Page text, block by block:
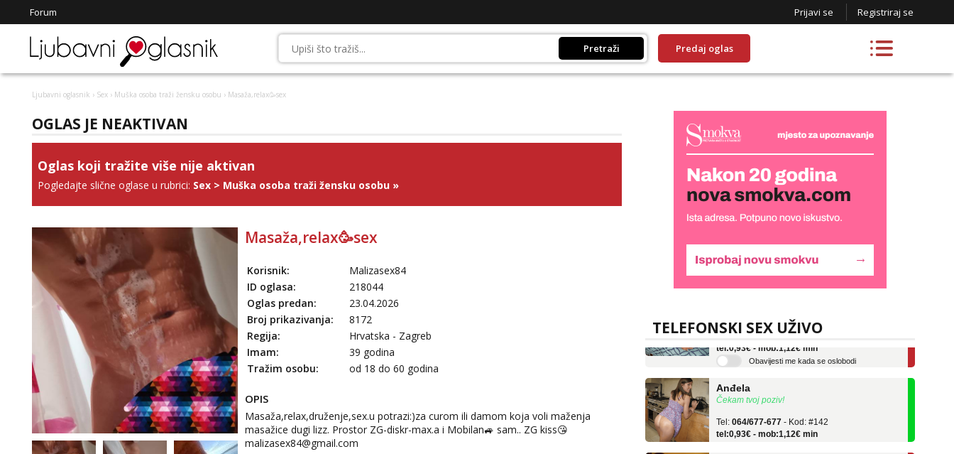
Forum Prijavi se Registriraj se
Pretraži Predaj oglas
Ljubavni oglasnik › Sex › Muška osoba traži žensku osobu › Masaža,relax🥳sex
OGLAS JE NEAKTIVAN
Oglas koji tražite više nije aktivan
Pogledajte slične oglase u rubrici: Sex > Muška osoba traži žensku osobu »
Masaža,relax🥳sex
Korisnik:
Malizasex84
ID oglasa:
218044
Oglas predan:
23.04.2026
Broj prikazivanja:
8172
Regija:
Hrvatska - Zagreb
Imam:
39 godina
Tražim osobu:
od 18 do 60 godina
OPIS
Masaža,relax,druženje,sex.u potrazi:)za curom ili damom koja voli maženja
masažice dugi lizz. Prostor ZG-diskr-max.a i Mobilan🚙 sam.. ZG kiss😘
malizasex84@gmail.com
TELEFONSKI SEX UŽIVO
Lucija
Tel: 064/677-677 - Kod: #136
tel:0,93€ - mob:1,12€ min
Obavijesti me kada se oslobodi
Čekam tvoj poziv!
064/677-677
tel:0,93€ - mob:1,12€ min